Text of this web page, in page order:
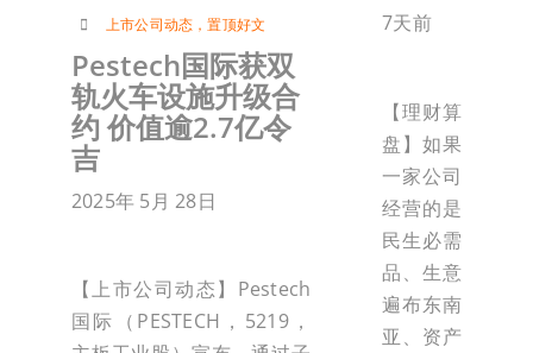
上市公司动态 ，置顶好文
Pestech国际获双
轨火车设施升级合
约 价值逾2.7亿令
吉
2025年 5月 28日
【上市公司动态】Pestech
国际（PESTECH，5219，
7天前
【理财算
盘】如果
一家公司
经营的是
民生必需
品、生意
遍布东南
亚、资产